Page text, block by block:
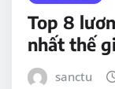
Top 8
nhất thế
sanctu